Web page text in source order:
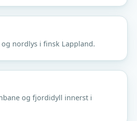
og nordlys i finsk Lappland.
og fjordidyll innerst i